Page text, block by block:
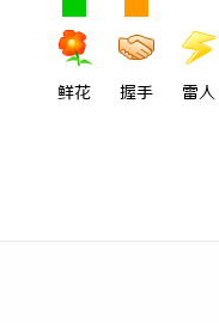
鲜花 握手 雷人